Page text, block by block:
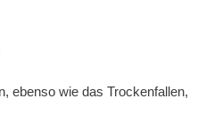
ebenso wie das Trockenfallen,